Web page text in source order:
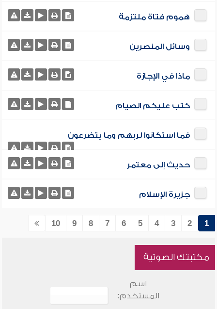
هموم فتاة ملتزمة
وسائل المنصرين
ماذا في الإجازة
كتب عليكم الصيام
فما استكانوا لربهم وما يتضرعون
حديث إلى معتمر
جزيرة الإسلام
1
2
3
4
5
6
7
8
9
10
مكتبتك الصوتية
اسم
المستخدم: